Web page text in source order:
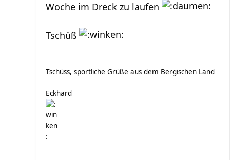
Woche im Dreck zu laufen
Tschüß
Tschüss, sportliche Grüße aus dem Bergischen Land
Eckhard